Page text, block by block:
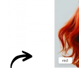
Seedance 2.0
Wan 2.5
워터마크 리무버
배경 제거제